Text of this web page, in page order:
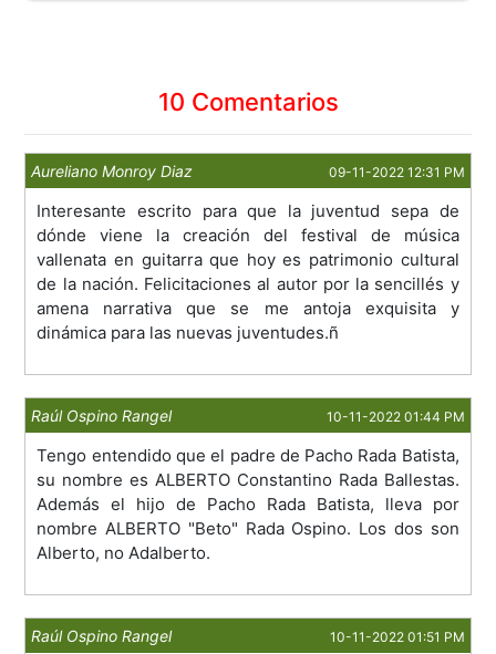
10 Comentarios
Aureliano Monroy Diaz 09-11-2022 12:31 PM
Interesante escrito para que la juventud sepa de
dónde viene la creación del festival de música
vallenata en guitarra que hoy es patrimonio cultural
de la nación. Felicitaciones al autor por la sencillés y
amena narrativa que se me antoja exquisita y
dinámica para las nuevas juventudes.ñ
Raúl Ospino Rangel 10-11-2022 01:44 PM
Tengo entendido que el padre de Pacho Rada Batista,
su nombre es ALBERTO Constantino Rada Ballestas.
Además el hijo de Pacho Rada Batista, lleva por
nombre ALBERTO "Beto" Rada Ospino. Los dos son
Alberto, no Adalberto.
Raúl Ospino Rangel 10-11-2022 01:51 PM